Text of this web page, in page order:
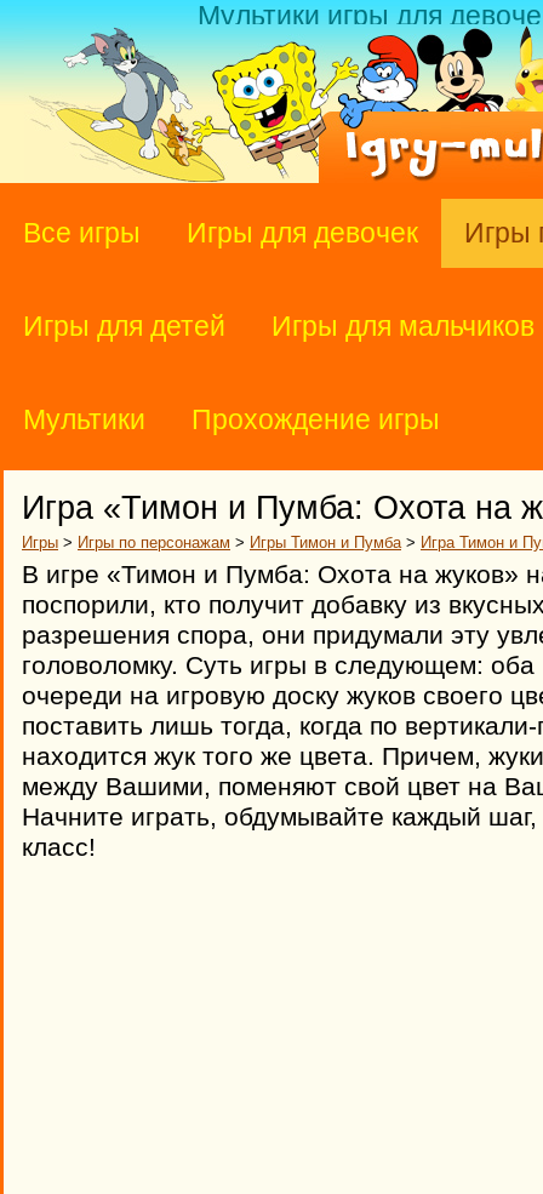
Мультики игры для
Все игры Игры для девочек Игры
Игры для детей Игры для мальчиков
Мультики Прохождение игры
Игра «Тимон и Пумба: Охота на
Игры > Игры по персонажам > Игры Тимон и Пумба> Игра Тимон и
В игре «Тимон и Пумба: Охота на жуков»
поспорили, кто получит добавку из
разрешения спора, они придумали эту
головоломку. Суть игры в следующем: оба
очереди на игровую доску жуков своего
поставить лишь тогда, когда по
находится жук того же цвета. Причем,
между Вашими, поменяют свой цвет на
Начните играть, обдумывайте каждый
класс!